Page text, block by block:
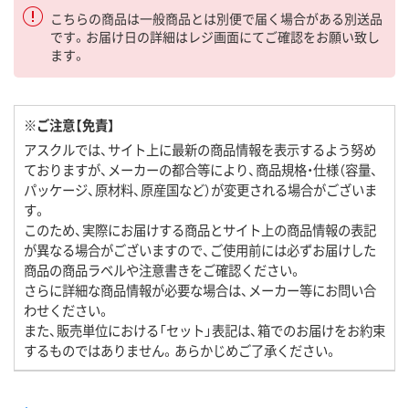
こちらの商品は一般商品とは別便で届く場合がある別送品
です。お届け日の詳細はレジ画面にてご確認をお願い致し
ます。
※ご注意【免責】
アスクルでは、サイト上に最新の商品情報を表示するよう努め
ておりますが、メーカーの都合等により、商品規格・仕様（容量、
パッケージ、原材料、原産国など）が変更される場合がございま
す。
このため、実際にお届けする商品とサイト上の商品情報の表記
が異なる場合がございますので、ご使用前には必ずお届けした
商品の商品ラベルや注意書きをご確認ください。
さらに詳細な商品情報が必要な場合は、メーカー等にお問い合
わせください。
また、販売単位における「セット」表記は、箱でのお届けをお約束
するものではありません。あらかじめご了承ください。